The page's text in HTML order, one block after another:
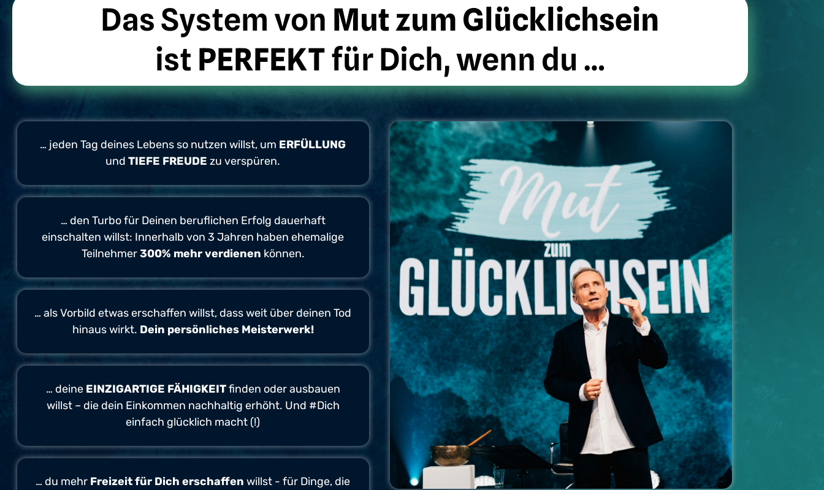
Das System von Mut zum Glücklichsein
ist PERFEKTfür Dich, wenn du …
… jeden Tag deines Lebens so nutzen willst, um ERFÜLLUNG
undTIEFE FREUDE zu verspüren.
… den Turbo für Deinen beruflichen Erfolg dauerhaft
einschalten willst: Innerhalb von 3 Jahren haben ehemalige
Teilnehmer300% mehr verdienen können.
… als Vorbild etwas erschaffen willst, dass weit über deinen Tod
hinaus wirkt. Dein persönliches Meisterwerk!
… deine EINZIGARTIGE FÄHIGKEITfinden oder ausbauen
willst – die dein Einkommen nachhaltig erhöht. Und #Dich
einfach glücklich macht (!)
… du mehr Freizeit für Dich erschaffen willst - für Dinge, die